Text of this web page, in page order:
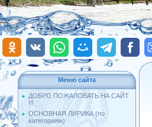
Меню сайта
ДОБРО ПОЖАЛОВАТЬ НА САЙТ
!!!
ОСНОВНАЯ ЛИРИКА (по
категориям)